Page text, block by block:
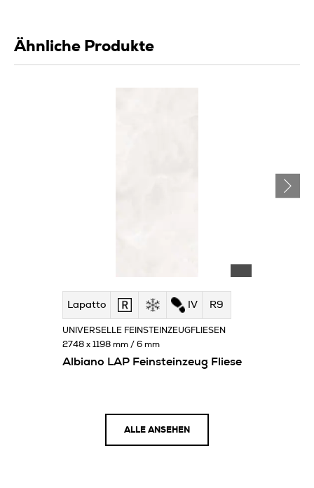
Ähnliche Produkte
Lapatto IV R9
Albiano LAP Feinsteinzeug Fliese
UNIVERSELLE FEINSTEINZEUGFLIESEN
2748 x 1198 mm / 6 mm
ALLE ANSEHEN